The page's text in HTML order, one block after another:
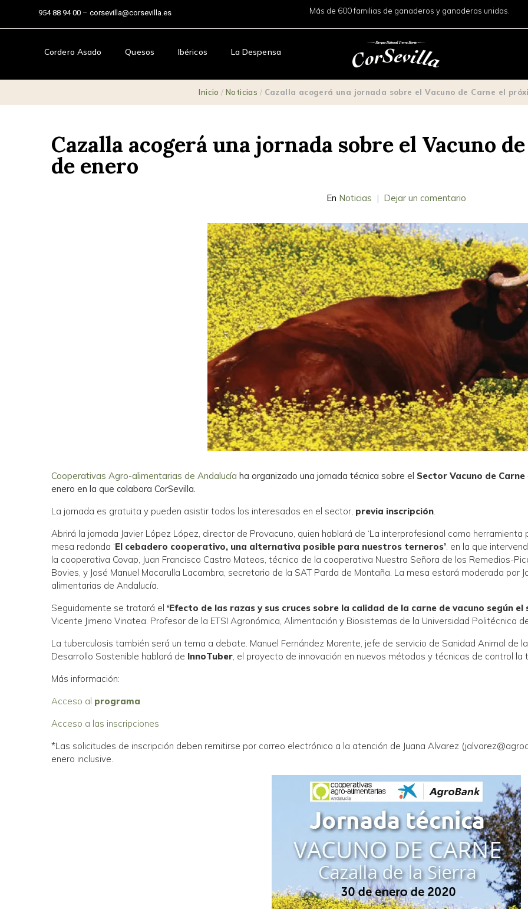
954 88 94 00 – corsevilla@corsevilla.es Más de 600 familias de ganaderos y ganaderas unidas.
Cordero Asado Quesos Ibéricos La Despensa
Inicio /Noticias / Cazalla acogerá una jornada sobre el Vacuno de Carne el
Cazalla acogerá una jornada sobre el Vacuno
de enero
En Noticias Dejar un comentario
Cooperativas Agro-alimentarias de Andalucía ha organizado una jornada técnica sobre el Sector Vacuno de Carne
enero en la que colabora CorSevilla.
La jornada es gratuita y pueden asistir todos los interesados en el sector, previa inscripción.
Abrirá la jornada Javier López López, director de Provacuno, quien hablará de ‘La interprofesional como herramienta
mesa redonda ‘El cebadero cooperativo, una alternativa posible para nuestros terneros’. en la que
la cooperativa Covap, Juan Francisco Castro Mateos, técnico de la cooperativa Nuestra Señora de los Remedios-
Bovies, y José Manuel Macarulla Lacambra, secretario de la SAT Parda de Montaña. La mesa estará moderada por
alimentarias de Andalucía.
Seguidamente se tratará el ‘Efecto de las razas y sus cruces sobre la calidad de la carne de vacuno según
Vicente Jimeno Vinatea. Profesor de la ETSI Agronómica, Alimentación y Biosistemas de la Universidad Politécnica
La tuberculosis también será un tema a debate. Manuel Fernández Morente, jefe de servicio de Sanidad Animal de
Desarrollo Sostenible hablará de InnoTuber, el proyecto de innovación en nuevos métodos y técnicas de control la
Más información:
Acceso al programa
Acceso a las inscripciones
*Las solicitudes de inscripción deben remitirse por correo electrónico a la atención de Juana Alvarez
enero inclusive.